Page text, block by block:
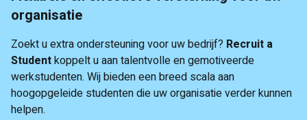
organisatie
Zoekt u extra ondersteuning voor uw bedrijf? Recruit a
Studentkoppelt u aan talentvolle en gemotiveerde
werkstudenten. Wij bieden een breed scala aan
hoogopgeleide studenten die uw organisatie verder kunnen
helpen.